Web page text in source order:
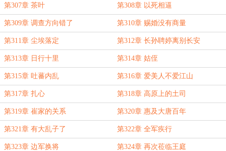
第307章 茶叶 第308章 以死相逼
第309章 调查方向错了 第310章 赐婚没有商量
第311章 尘埃落定 第312章 长孙聘婷离别长安
第313章 日行十里 第314章 姑侄
第315章 吐蕃内乱 第316章 爱美人不爱江山
第317章 扎心 第318章 高原上的土司
第319章 崔家的关系 第320章 惠及大唐百年
第321章 有大乱子了 第322章 全军疾行
第323章 边军换将 第324章 再次莅临王庭